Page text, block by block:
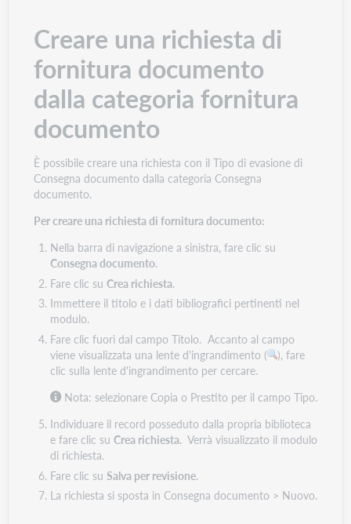
Creare una richiesta di
fornitura documento
dalla categoria fornitura
documento
È possibile creare una richiesta con il Tipo di evasione di
Consegna documento dalla categoria Consegna
documento.
Per creare una richiesta di fornitura documento:
Nella barra di navigazione a sinistra, fare clic su
Consegna documento.
Fare clic su Crea richiesta.
Immettere il titolo e i dati bibliografici pertinenti nel
modulo.
Fare clic fuori dal campo Titolo. Accanto al campo
viene visualizzata una lente d'ingrandimento (
), fare
clic sulla lente d'ingrandimento per cercare.
Nota: selezionare Copia o Prestito per il campo Tipo.
Individuare il record posseduto dalla propria biblioteca
e fare clic su Crea richiesta.Verrà visualizzato il modulo
di richiesta.
Fare clic su Salva per revisione.
La richiesta si sposta in Consegna documento > Nuovo.